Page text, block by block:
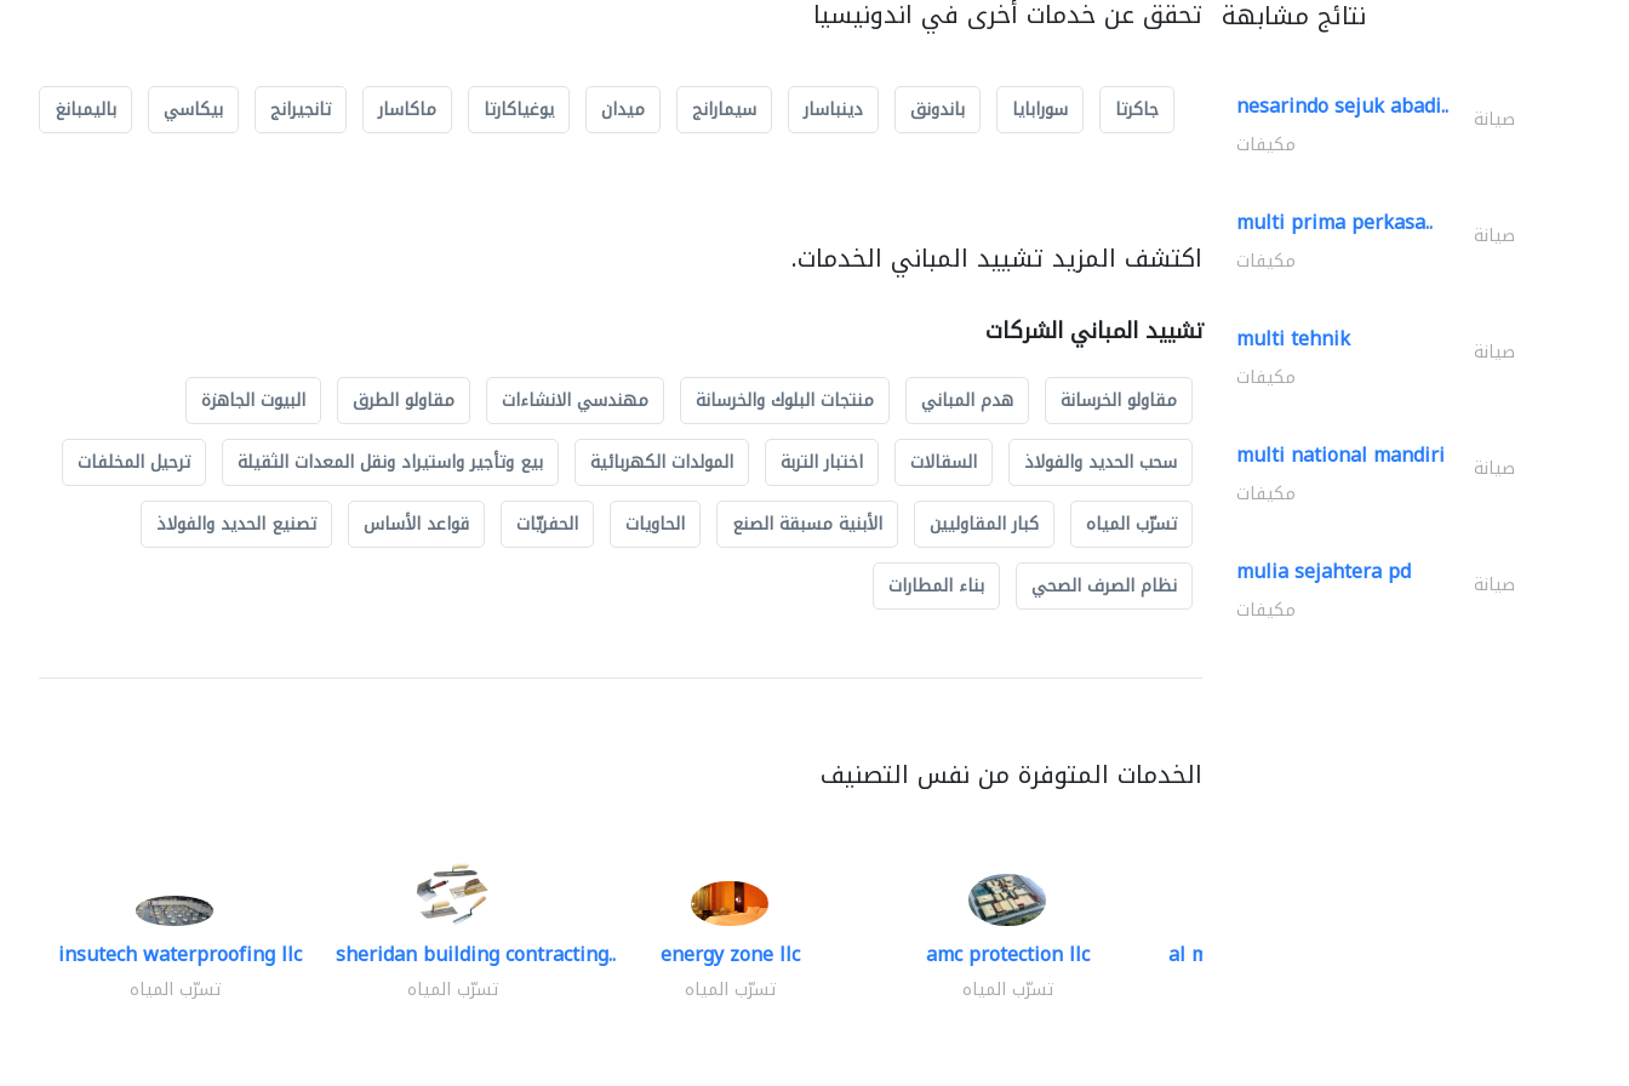
تحقق عن خدمات أخرى في اندونيسيا
جاكرتا سورابايا باندونق دينباسار سيمارانج ميدان يوغياكارتا ماكاسار تانجيرانج بيكاسي باليمبانغ
اكتشف المزيد تشييد المباني الخدمات.
تشييد المباني الشركات
مقاولو الخرسانة هدم المباني منتجات البلوك والخرسانة مهندسي الانشاءات مقاولو الطرق
البيوت الجاهزة
سحب الحديد والفولاذ
السقالات اختبار التربة المولدات الكهربائية بيع وتأجير واستيراد ونقل المعدات الثقيلة
ترحيل المخلفات
تسرّب المياه
كبار المقاوليين الأبنية مسبقة الصنع الحاويات الحفريّات قواعد الأساس
تصنيع الحديد والفولاذ
نظام الصرف الصحي
بناء المطارات
الخدمات المتوفرة من نفس التصنيف
insutech waterproofing llc
تسرّب المياه
sheridan building contracting..
تسرّب المياه
energy zone llc
تسرّب المياه
amc protection llc
تسرّب المياه
al mutathawer insulation..
نتائج مشابهة
nesarindo sejuk abadi.. صيانة
مكيفات
multi prima perkasa.. صيانة
مكيفات
multi tehnik صيانة
مكيفات
multi national mandiri صيانة
مكيفات
mulia sejahtera pd صيانة
مكيفات